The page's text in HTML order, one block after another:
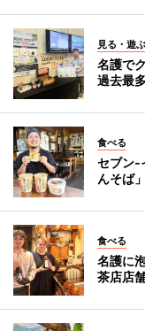
見る・遊ぶ
名護で
過去最
食べる
セブン‐
んそば
食べる
名護に
茶店店